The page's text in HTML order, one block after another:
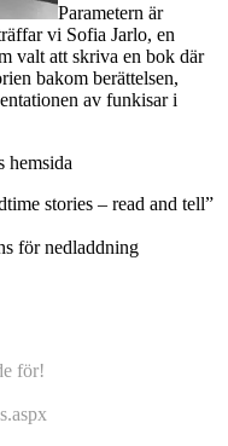
Parametern är
vi Sofia Jarlo, en
valt att skriva en bok där
bakom berättelsen,
av funkisar i
hemsida
stories – read and tell”
för nedladdning
för!